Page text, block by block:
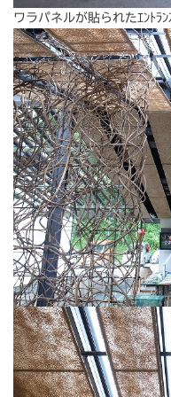
ワラパネルが貼られたｴﾝﾄﾗﾝ